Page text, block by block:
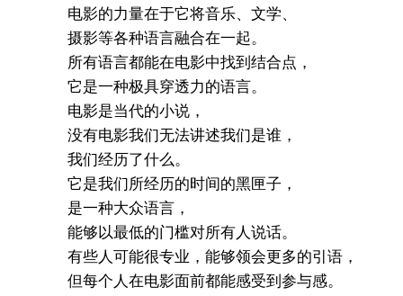
电影的力量在于它将音乐、文学、
摄影等各种语言融合在一起。
所有语言都能在电影中找到结合点，
它是一种极具穿透力的语言。
电影是当代的小说，
没有电影我们无法讲述我们是谁，
我们经历了什么。
它是我们所经历的时间的黑匣子，
是一种大众语言，
能够以最低的门槛对所有人说话。
有些人可能很专业，能够领会更多的引语，
但每个人在电影面前都能感受到参与感。